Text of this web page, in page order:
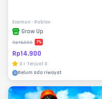
Evomon - Roblox
Grow Up
Rp15.000 1%
Rp14.900
0 | Terjual 0
Belum ada riwayat